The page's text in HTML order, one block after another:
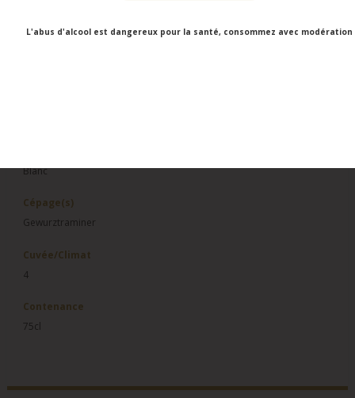
L'abus d'alcool est dangereux pour la santé, consommez avec modération
Blanc
Cépage(s)
Gewurztraminer
Cuvée/Climat
4
Contenance
75cl
Faubourg Saint-
Victor Hugo)